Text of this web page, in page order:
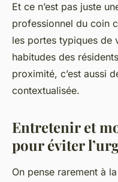
Et ce n’est pas juste
professionnel du coin
les portes typiques de
habitudes des
proximité, c’est aussi
contextualisée.
Entretenir et
pour éviter
On pense rarement à